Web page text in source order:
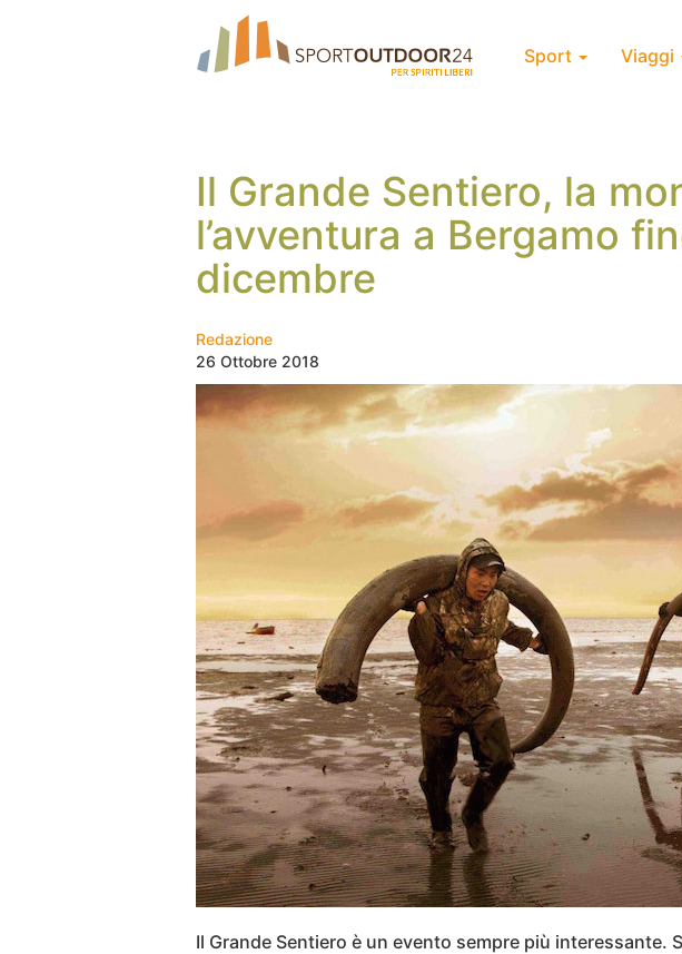
Sport Viaggi
Il Grande Sentiero, la
l’avventura a Bergamo
dicembre
Redazione
26 Ottobre 2018
Il Grande Sentiero è un evento sempre più interessante.